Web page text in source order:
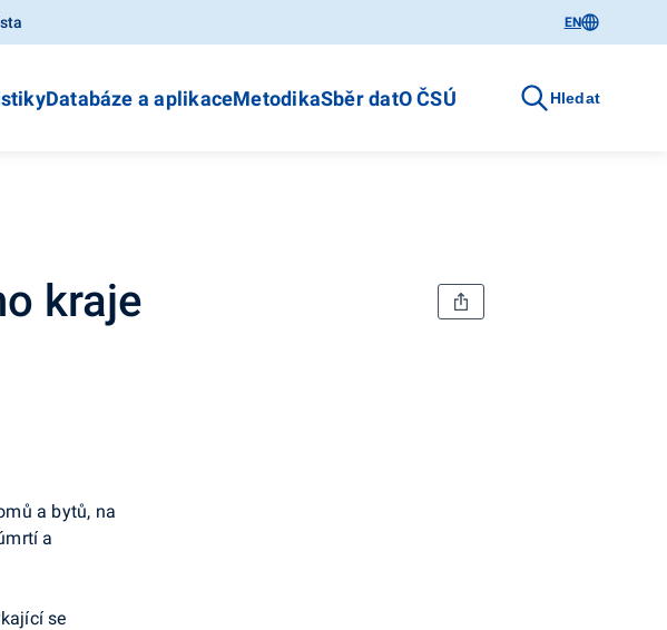
EN
Databáze a aplikaceMetodikaSběr datO ČSÚ Hledat
kraje
a bytů, na
a
se